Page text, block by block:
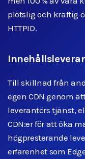
plötslig och kraftig
HTTPID.
Till skillnad från
egen CDN genom
leverantörs tjänst,
CDN:er för att öka
högpresterande
erfarenhet som